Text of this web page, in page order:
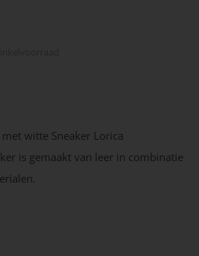
witte Sneaker Lorica
is gemaakt van leer in combinatie